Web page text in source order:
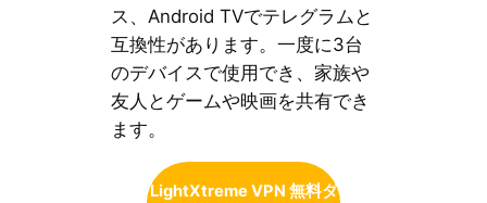
ス、Android TVでテレグラムと
互換性があります。一度に3台
のデバイスで使用でき、家族や
友人とゲームや映画を共有でき
ます。
LightXtreme VPN 無料ダ